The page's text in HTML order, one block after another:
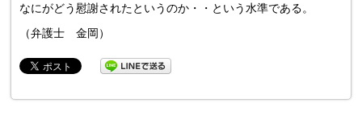
なにがどう慰謝されたというのか・・という水準である。
（弁護士 金岡）